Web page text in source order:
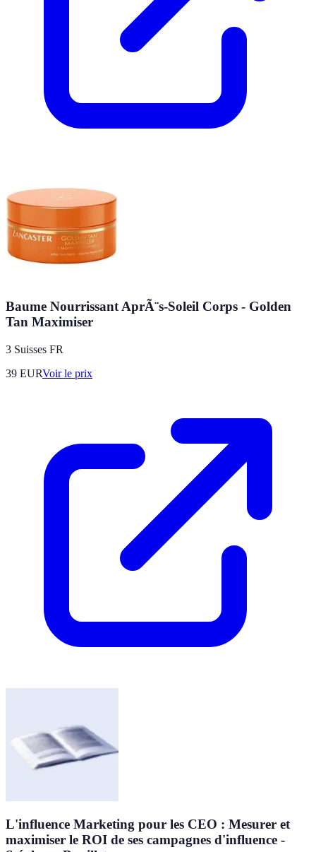
Baume Nourrissant AprÃ¨s-Soleil Corps - Golden
Tan Maximiser
3 Suisses FR
39 EURVoir le prix
L'influence Marketing pour les CEO : Mesurer et
maximiser le ROI de ses campagnes d'influence -